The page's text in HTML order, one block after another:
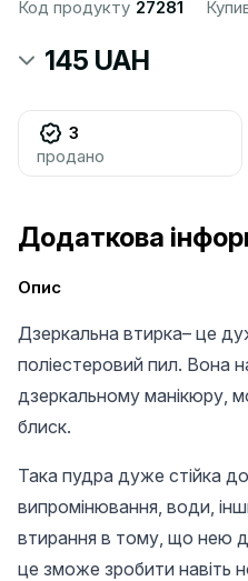
Код продукту 27281
145 UAH
3
продано
Додаткова
Опис
Дзеркальна втирка– це
поліестеровий пил. Вона
дзеркальному манікюру,
блиск.
Така пудра дуже стійка
випромінювання, води,
втирання в тому, що нею
це зможе зробити навіть